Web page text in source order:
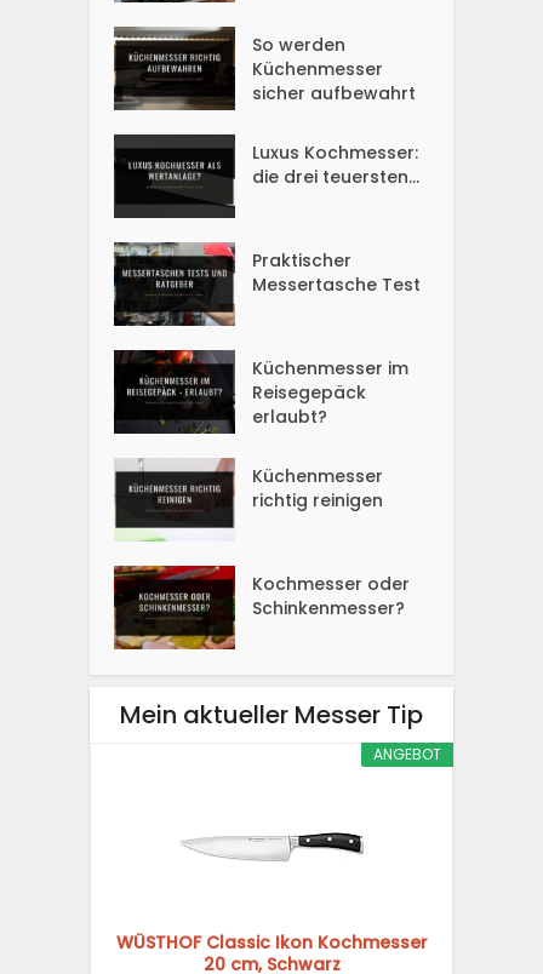
So werden
Küchenmesser
sicher aufbewahrt
Luxus Kochmesser:
die drei teuersten...
Praktischer
Messertasche Test
Küchenmesser im
Reisegepäck
erlaubt?
Küchenmesser
richtig reinigen
Kochmesser oder
Schinkenmesser?
Mein aktueller Messer Tip
ANGEBOT
WÜSTHOF Classic Ikon Kochmesser
20 cm, Schwarz